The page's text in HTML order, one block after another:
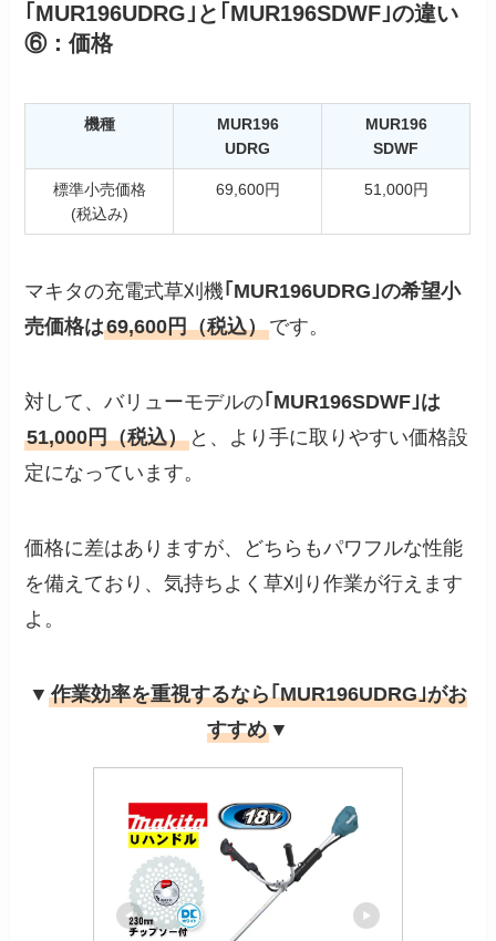
｢MUR196UDRG｣と｢MUR196SDWF｣の違い
⑥：価格
機種
MUR196
UDRG
MUR196
SDWF
標準小売価格
(税込み)
69,600円 51,000円
マキタの充電式草刈機｢MUR196UDRG｣の希望小
売価格は69,600円（税込）です。
対して、バリューモデルの｢MUR196SDWF｣は
51,000円（税込） と、より手に取りやすい価格設
定になっています。
価格に差はありますが、どちらもパワフルな性能
を備えており、気持ちよく草刈り作業が行えます
よ。
▼ 作業効率を重視するなら｢MUR196UDRG｣がお
すすめ ▼